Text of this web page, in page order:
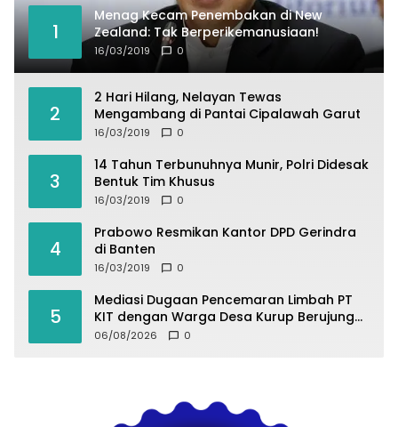
1
Menag Kecam Penembakan di New
Zealand: Tak Berperikemanusiaan!
16/03/2019 0
2
2 Hari Hilang, Nelayan Tewas
Mengambang di Pantai Cipalawah Garut
16/03/2019 0
3
14 Tahun Terbunuhnya Munir, Polri Didesak
Bentuk Tim Khusus
16/03/2019 0
4
Prabowo Resmikan Kantor DPD Gerindra
di Banten
16/03/2019 0
5
Mediasi Dugaan Pencemaran Limbah PT
KIT dengan Warga Desa Kurup Berujung
Buntu
06/08/2026 0